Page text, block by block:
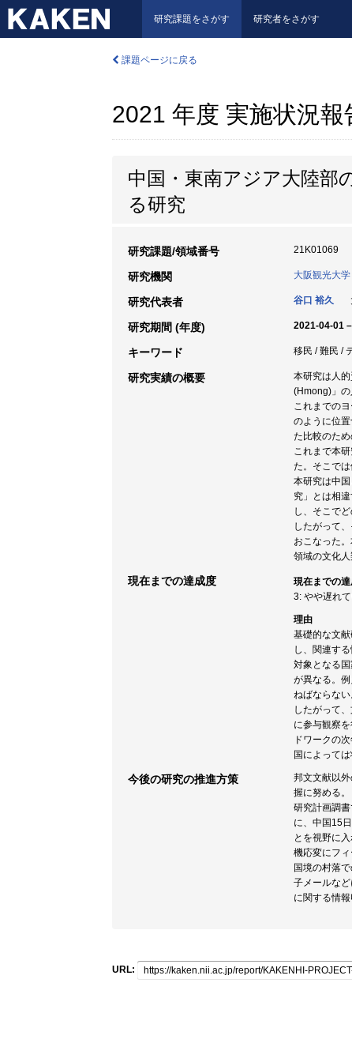
研究課題をさがす 研究者をさがす
課題ページに戻る
2021 年度 実施状況報
中国・東南アジア大陸部
る研究
研究課題/領域番号 21K01069
研究機関 大阪観光大学
研究代表者 谷口 裕久
研究期間 (年度) 2021-04-01
キーワード 移民 / 難民 /
研究実績の概要
本研究は人
(Hmong)」の
これまでの
のように位
た比較のため
これまで本
た。そこで
本研究は中
究」とは相
し、そこで
したがって
おこなった
領域の文化
現在までの達成度
現在までの
3: やや遅れ
理由
基礎的な文
し、関連す
対象となる
が異なる。
ねばならない
したがって
に参与観察
ドワークの
国によって
今後の研究の推進方策
邦文文献以
握に努める。
研究計画調
に、中国15
とを視野に
機応変にフィ
国境の村落
子メールな
に関する情報
URL: